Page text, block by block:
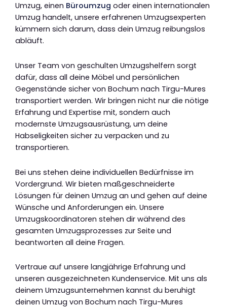
Umzug, einen Büroumzug oder einen internationalen
Umzug handelt, unsere erfahrenen Umzugsexperten
kümmern sich darum, dass dein Umzug reibungslos
abläuft.
Unser Team von geschulten Umzugshelfern sorgt
dafür, dass all deine Möbel und persönlichen
Gegenstände sicher von Bochum nach Tirgu-Mures
transportiert werden. Wir bringen nicht nur die nötige
Erfahrung und Expertise mit, sondern auch
modernste Umzugsausrüstung, um deine
Habseligkeiten sicher zu verpacken und zu
transportieren.
Bei uns stehen deine individuellen Bedürfnisse im
Vordergrund. Wir bieten maßgeschneiderte
Lösungen für deinen Umzug an und gehen auf deine
Wünsche und Anforderungen ein. Unsere
Umzugskoordinatoren stehen dir während des
gesamten Umzugsprozesses zur Seite und
beantworten all deine Fragen.
Vertraue auf unsere langjährige Erfahrung und
unseren ausgezeichneten Kundenservice. Mit uns als
deinem Umzugsunternehmen kannst du beruhigt
deinen Umzug von Bochum nach Tirgu-Mures